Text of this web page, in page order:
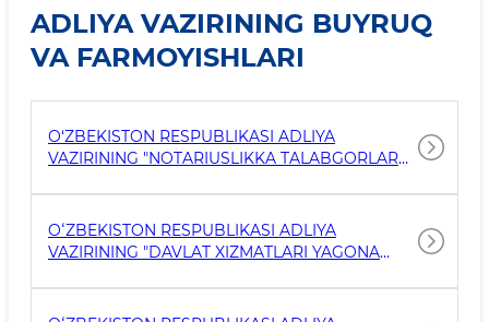
ADLIYA VAZIRINING BUYRUQ
VA FARMOYISHLARI
O‘ZBEKISTON RESPUBLIKASI ADLIYA
VAZIRINING "NOTARIUSLIKKA TALABGORLAR
TO‘G‘RISIDAGI NIZOMNI TASDIQLASH
HAQIDA"GI 2026-YIL 11-FEVRALDAGI 5-MH SON
BUYRUG'I
OʻZBEKISTON RESPUBLIKASI ADLIYA
VAZIRINING "DAVLAT XIZMATLARI YAGONA
NIZOMNI TASDIQLASH HAQIDA"GI 2025-YIL 21-
NOYABRDAGI 25-MH-SON BUYRUGʻI